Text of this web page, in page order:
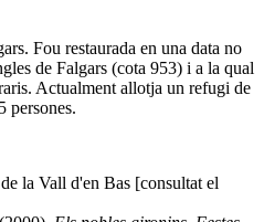
Fou restaurada en una data no
de Falgars (cota 953) i a la qual
Actualment allotja un refugi de
persones.
la Vall d'en Bas [consultat el